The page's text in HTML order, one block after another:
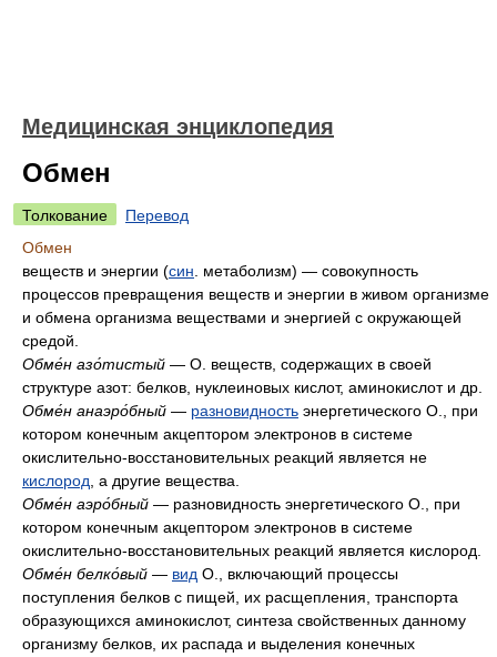
Медицинская энциклопедия
Обмен
Толкование
Перевод
Обмен
веществ и энергии (син . метаболизм) — совокупность
процессов превращения веществ и энергии в живом организме
и обмена организма веществами и энергией с окружающей
средой.
Обме́н азо́тистый — О. веществ, содержащих в своей
структуре азот: белков, нуклеиновых кислот, аминокислот и др.
Обме́н анаэро́бный — разновидность энергетического О., при
котором конечным акцептором электронов в системе
окислительно-восстановительных реакций является не
кислород , а другие вещества.
Обме́н аэро́бный — разновидность энергетического О., при
котором конечным акцептором электронов в системе
окислительно-восстановительных реакций является кислород.
Обме́н белко́вый — вид О., включающий процессы
поступления белков с пищей, их расщепления, транспорта
образующихся аминокислот, синтеза свойственных данному
организму белков, их распада и выделения конечных